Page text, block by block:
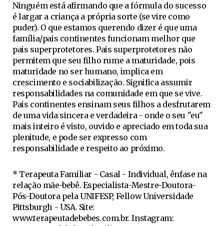
Ninguém está afirmando que a fórmula do sucesso
é largar a criança a própria sorte (se vire como
puder). O que estamos querendo dizer é que uma
família/pais continentes funcionam melhor que
pais superprotetores. Pais superprotetores não
permitem que seu filho rume a maturidade, pois
maturidade no ser humano, implica em
crescimento e sociabilização. Significa assumir
responsabilidades na comunidade em que se vive.
Pais continentes ensinam seus filhos a desfrutarem
de uma vida sincera e verdadeira - onde o seu "eu"
mais inteiro é visto, ouvido e apreciado em toda sua
plenitude, e pode ser expresso com
responsabilidade e respeito ao próximo.
* Terapeuta Familiar - Casal - Individual, ênfase na
relação mãe-bebê. Especialista-Mestre-Doutora-
Pós-Doutora pela UNIFESP, Fellow Universidade
Pittsburgh - USA. Site:
www.terapeutadebebes.com.br. Instagram: